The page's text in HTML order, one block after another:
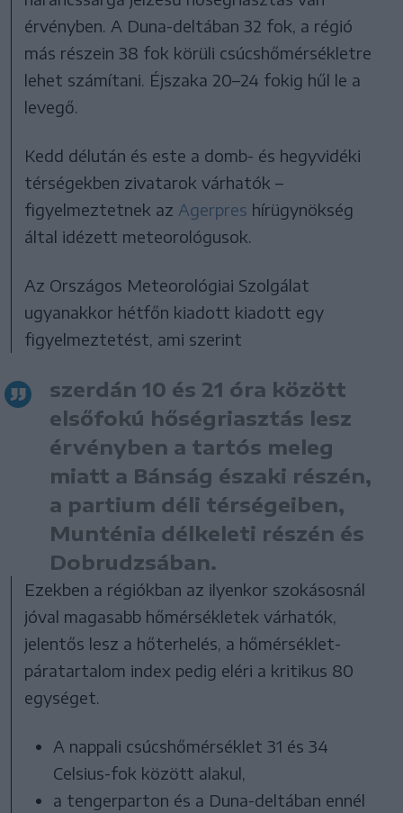
érvényben. A Duna-deltában 32 fok, a régió
más részein 38 fok körüli csúcshőmérsékletre
lehet számítani. Éjszaka 20–24 fokig hűl le a
levegő.
Kedd délután és este a domb- és hegyvidéki
térségekben zivatarok várhatók –
figyelmeztetnek az Agerpres hírügynökség
által idézett meteorológusok.
Az Országos Meteorológiai Szolgálat
ugyanakkor hétfőn kiadott kiadott egy
figyelmeztetést, ami szerint
szerdán 10 és 21 óra között
elsőfokú hőségriasztás lesz
érvényben a tartós meleg
miatt a Bánság északi részén,
a partium déli térségeiben,
Munténia délkeleti részén és
Dobrudzsában.
Ezekben a régiókban az ilyenkor szokásosnál
jóval magasabb hőmérsékletek várhatók,
jelentős lesz a hőterhelés, a hőmérséklet-
páratartalom index pedig eléri a kritikus 80
egységet.
A nappali csúcshőmérséklet 31 és 34
Celsius-fok között alakul,
a tengerparton és a Duna-deltában ennél